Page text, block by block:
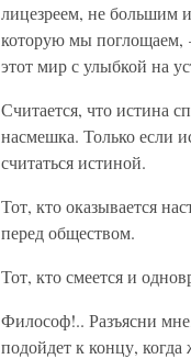
лицезреем, не большим
которую мы поглощаем,
этот мир с улыбкой на
Считается, что истина
насмешка. Только если
считаться истиной.
Тот, кто оказывается
перед обществом.
Тот, кто смеется и
Философ!.. Разъясни
подойдет к концу,